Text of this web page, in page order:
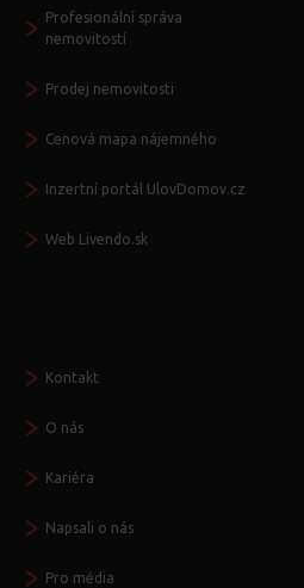
Profesionální správa
nemovitostí
Prodej nemovitosti
Cenová mapa nájemného
Inzertní portál UlovDomov.cz
Web Livendo.sk
Kontakt
O nás
Kariéra
Napsali o nás
Pro média